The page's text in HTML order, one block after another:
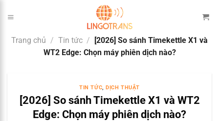
qua
dungTrang chủ / Tin tức /
[2026] So sánh Timekettle X1 và
WT2 Edge: Chọn máy phiên dịch nào?
TIN TỨC,DỊCH THUẬT
[2026] So sánh Timekettle X1 và WT2
Edge: Chọn máy phiên dịch nào?